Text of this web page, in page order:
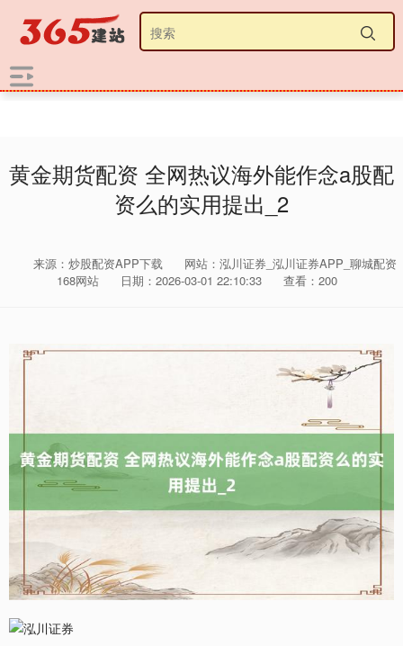
黄金期货配资 全网热议海外能作念a股配
资么的实用提出_2
来源：炒股配资APP下载
网站：泓川证券_泓川证券APP_聊城配资
168网站
日期：2026-03-01 22:10:33 查看：200